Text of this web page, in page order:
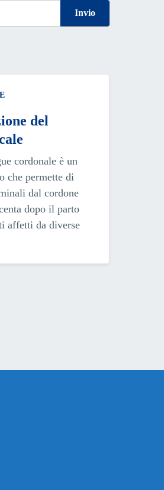
Invio
del
cordonale è un
che permette di
dal cordone
dopo il parto
affetti da diverse